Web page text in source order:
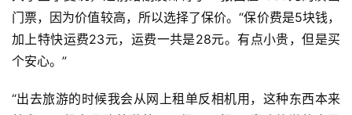
门票，因为价值较高，所以选择了保价。“保价费是5块钱，
加上特快运费23元，运费一共是28元。有点小贵，但是买
个安心。”
“出去旅游的时候我会从网上租单反相机用，这种东西本来